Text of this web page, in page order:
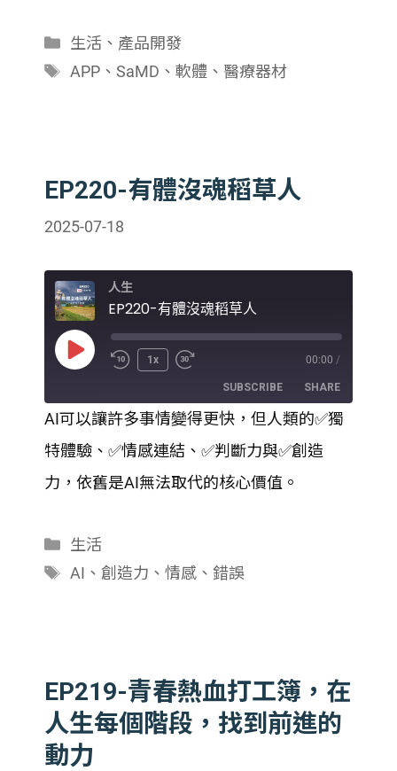
分
類
生活 、 產品開發
標
APP、 SaMD 、 軟體、 醫療器材
EP220-有體沒魂稻草人
2025-07-18
人生
EP220-有體沒魂稻草人
Play
1x 00:00 /
SUBSCRIBE SHARE
RSS FEED
SHARE
LINK
AI可以讓許多事情變得更快，但人類的✅獨
特體驗、✅情感連結、✅判斷力與✅創造
力，依舊是AI無法取代的核心價值。
分
類
生活
標
AI 、 創造力 、 情感、 錯誤
EP219-青春熱血打工簿，在
人生每個階段，找到前進的
動力